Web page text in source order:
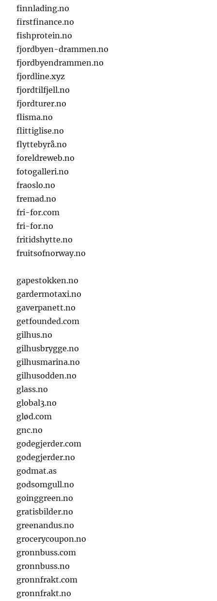
finnlading.no
firstfinance.no
fishprotein.no
fjordbyen-drammen.no
fjordbyendrammen.no
fjordline.xyz
fjordtilfjell.no
fjordturer.no
flisma.no
flittiglise.no
flyttebyrå.no
foreldreweb.no
fotogalleri.no
fraoslo.no
fremad.no
fri-for.com
fri-for.no
fritidshytte.no
fruitsofnorway.no
gapestokken.no
gardermotaxi.no
gaverpanett.no
getfounded.com
gilhus.no
gilhusbrygge.no
gilhusmarina.no
gilhusodden.no
glass.no
global3.no
glød.com
gnc.no
godegjerder.com
godegjerder.no
godmat.as
godsomgull.no
goinggreen.no
gratisbilder.no
greenandus.no
grocerycoupon.no
gronnbuss.com
gronnbuss.no
gronnfrakt.com
gronnfrakt.no